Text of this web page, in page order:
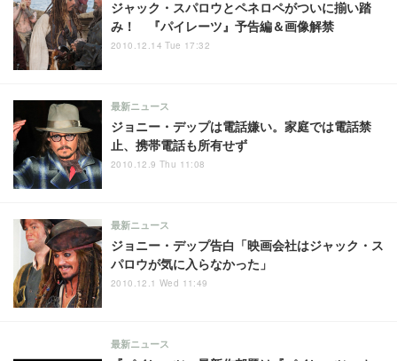
ジャック・スパロウとペネロペがついに揃い踏
み！ 『パイレーツ』予告編＆画像解禁
2010.12.14 Tue 17:32
ジョニー・デップは電話嫌い。家庭では電話禁
止、携帯電話も所有せず
最新ニュース
2010.12.9 Thu 11:08
ジョニー・デップ告白「映画会社はジャック・ス
パロウが気に入らなかった」
最新ニュース
2010.12.1 Wed 11:49
最新ニュース